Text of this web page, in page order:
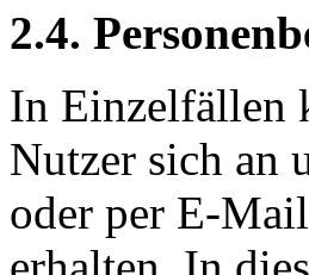
2.4.
In Einzelfällen
Nutzer sich an
oder per E-